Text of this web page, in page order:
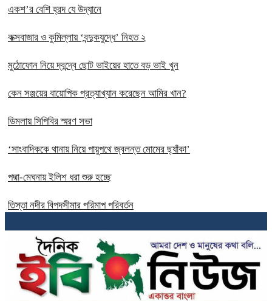
একশ’র বেশি হ্রদ যে উদ্যানে
কক্সবাজার ও কুমিল্লায় ‘বন্দুকযুদ্ধে’ নিহত ২
মুঠোফোন নিয়ে দ্বন্দ্বে ছোট ভাইয়ের হাতে বড় ভাই খুন
কেন সঞ্জয়ের বায়োপিক প্রত্যাখ্যান করেছেন আমির খান?
ডিমলায় সিপিবির স্মরণ সভা
‘সাংবাদিককে থানায় নিয়ে পায়ুপথে জ্বলন্ত মোমের ছ্যাঁকা’
পদ্মা-মেঘনায় ইলিশ ধরা শুরু হচ্ছে
তিস্তা নদীর বিপদসীমার পরিমাপ পরিবর্তন